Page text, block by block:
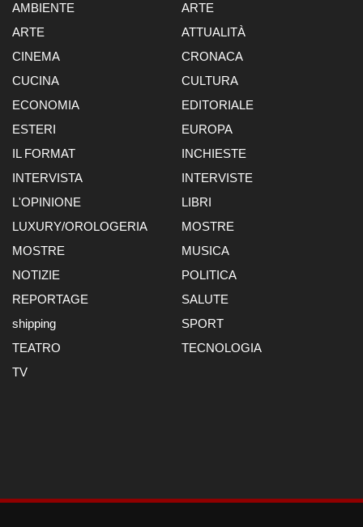
AMBIENTE
ARTE
ARTE
ATTUALITÀ
CINEMA
CRONACA
CUCINA
CULTURA
ECONOMIA
EDITORIALE
ESTERI
EUROPA
IL FORMAT
INCHIESTE
INTERVISTA
INTERVISTE
L'OPINIONE
LIBRI
LUXURY/OROLOGERIA
MOSTRE
MOSTRE
MUSICA
NOTIZIE
POLITICA
REPORTAGE
SALUTE
shipping
SPORT
TEATRO
TECNOLOGIA
TV